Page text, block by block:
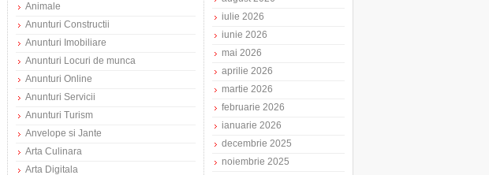
Animale
Anunturi Constructii
Anunturi Imobiliare
Anunturi Locuri de munca
Anunturi Online
Anunturi Servicii
Anunturi Turism
Anvelope si Jante
Arta Culinara
Arta Digitala
iulie 2026
iunie 2026
mai 2026
aprilie 2026
martie 2026
februarie 2026
ianuarie 2026
decembrie 2025
noiembrie 2025